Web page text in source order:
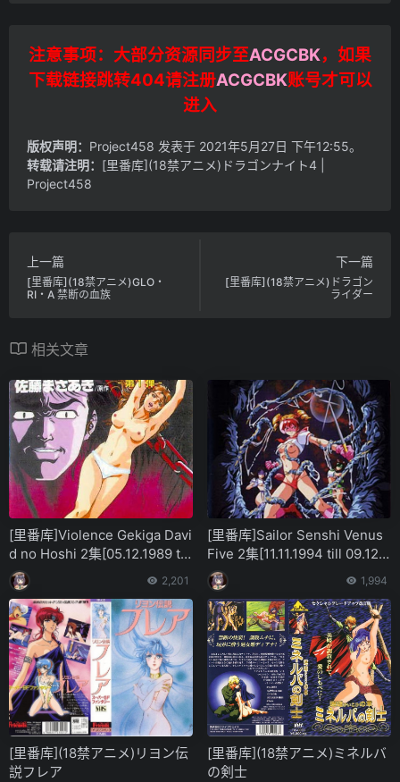
注意事项：大部分资源同步至ACGCBK，如果
下载链接跳转404请注册ACGCBK账号才可以
进入
版权声明： Project458 发表于 2021年5月27日 下午12:55。
转载请注明： [里番库](18禁アニメ)ドラゴンナイト4 |
Project458
上一篇
[里番库](18禁アニメ)GLO・
RI・A 禁断の血族
下一篇
[里番库](18禁アニメ)ドラゴン
ライダー
相关文章
[里番库]Violence Gekiga Davi
d no Hoshi 2集[05.12.1989 till
05.06.1990][OVA, 4 episode
s]
2,201
[里番库]Sailor Senshi Venus
Five 2集[11.11.1994 till 09.12.1
994][OVA, 2 episodes]
1,994
[里番库](18禁アニメ)リヨン伝
説フレア
[里番库](18禁アニメ)ミネルバ
の剣士